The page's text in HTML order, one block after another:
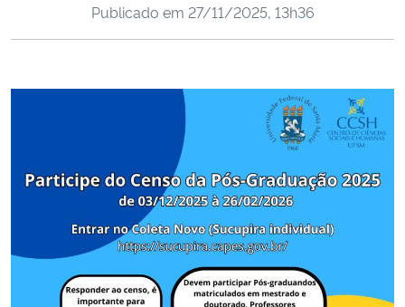
Ministério da Ciência, Tecnologia, Inovações e Comunicações
Ministério do Meio Ambiente
Ministério do Turismo
Ministério do Desenvolvimento Regional
Publicado em 27/11/2025, 13h36